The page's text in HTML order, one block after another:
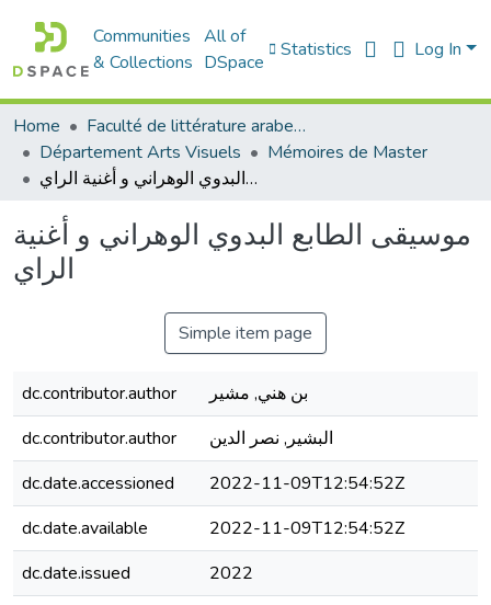
Communities
& Collections
All of
DSpace
Statistics Log In
Home
Faculté de littérature arabe et des arts
Département Arts Visuels
Mémoires de Master
موسيقى الطابع البدوي الوهراني و أغنية الراي
موسيقى الطابع البدوي الوهراني و أغنية
الراي
Simple item page
dc.contributor.author
بن هني, مشير
dc.contributor.author
البشير, نصر الدين
dc.date.accessioned
2022-11-09T12:54:52Z
dc.date.available
2022-11-09T12:54:52Z
dc.date.issued
2022